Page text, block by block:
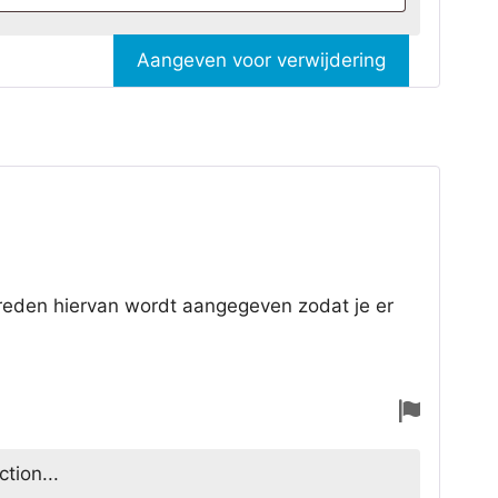
Aangeven voor verwijdering
hiervan wordt aangegeven zodat je er